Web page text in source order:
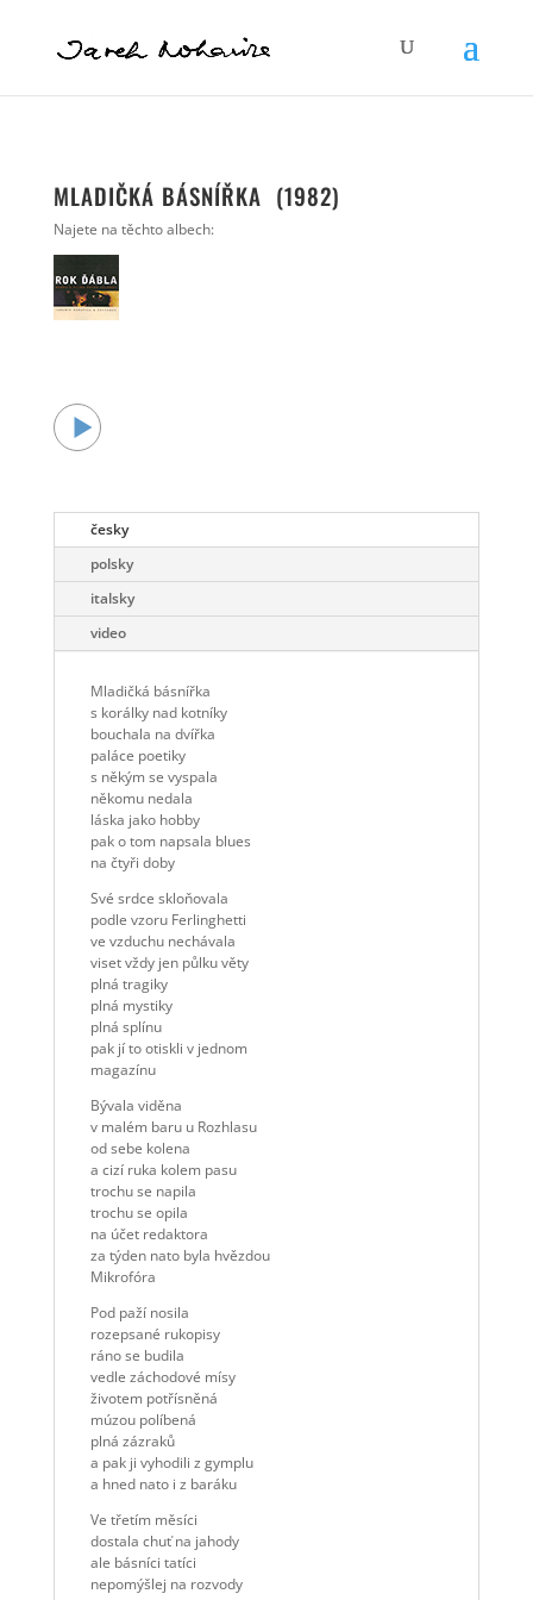
MLADIČKÁ BÁSNÍŘKA (1982)
Najete na těchto albech:
česky
polsky
italsky
video
Mladičká básnířka
s korálky nad kotníky
bouchala na dvířka
paláce poetiky
s někým se vyspala
někomu nedala
láska jako hobby
pak o tom napsala blues
na čtyři doby
Své srdce skloňovala
podle vzoru Ferlinghetti
ve vzduchu nechávala
viset vždy jen půlku věty
plná tragiky
plná mystiky
plná splínu
pak jí to otiskli v jednom
magazínu
Bývala viděna
v malém baru u Rozhlasu
od sebe kolena
a cizí ruka kolem pasu
trochu se napila
trochu se opila
na účet redaktora
za týden nato byla hvězdou
Mikrofóra
Pod paží nosila
rozepsané rukopisy
ráno se budila
vedle záchodové mísy
životem potřísněná
múzou políbená
plná zázraků
a pak ji vyhodili z gymplu
a hned nato i z baráku
Ve třetím měsíci
dostala chuť na jahody
ale básníci tatíci
nepomýšlej na rozvody